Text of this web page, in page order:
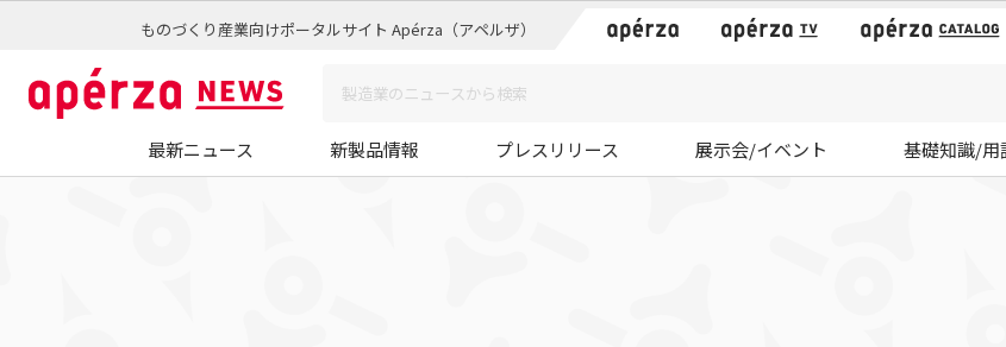
ものづくり産業向けポータルサイト Apérza（アペルザ）
最新ニュース 新製品情報 プレスリリース 展示会/イベント 基礎知識/用